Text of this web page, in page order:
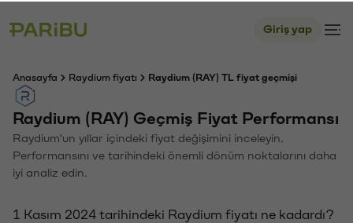
Giriş yap
Anasayfa Raydium fiyatı Raydium (RAY) TL fiyat geçmişi
Raydium (RAY) Geçmiş Fiyat Performansı
Raydium'un yıllar içindeki fiyat değişimini inceleyin.
Performansını ve tarihindeki önemli dönüm noktalarını daha
iyi analiz edin.
1 Kasım 2024 tarihindeki Raydium fiyatı ne kadardı?